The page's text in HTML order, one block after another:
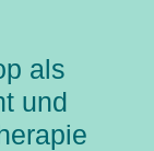
als
und